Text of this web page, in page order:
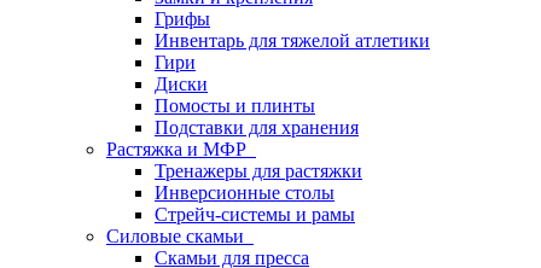
Грифы
Инвентарь для тяжелой атлетики
Гири
Диски
Помосты и плинты
Подставки для хранения
Растяжка и МФР
Тренажеры для растяжки
Инверсионные столы
Стрейч-системы и рамы
Силовые скамьи
Скамьи для пресса